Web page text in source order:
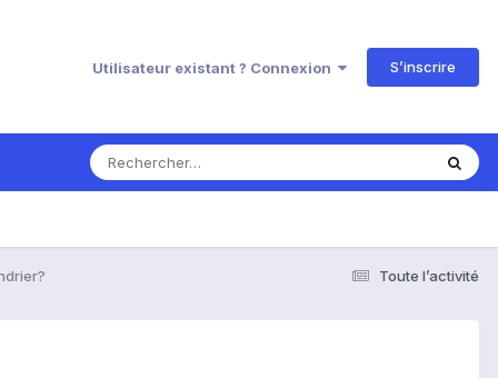
Utilisateur existant ? Connexion S’inscrire
Toute l’activité